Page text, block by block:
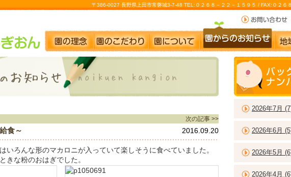
〒386-0027 長野県上田市常磐城3-7-48 TEL:０２６８－２２－１５９５ / FAX:０２６
次の記事 >>
食～ 2016.09.20
いろんな形のマカロニが入っていて楽しそうに食べていました。
きな粉のおはぎでした。
2026年7月
2026年6月
2026年5月
2026年4月